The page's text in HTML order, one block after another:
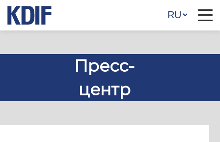
Пресс-
центр